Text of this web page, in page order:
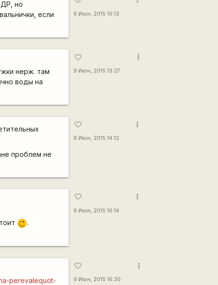
но
если
9 Июн, 2015 10:13
нерж. там
воды на
favorite_border
9 Июн, 2015 13:27
more_vert
проблем не
favorite_border
9 Июн, 2015 14:12
more_vert
;) .
favorite_border
9 Июн, 2015 16:14
more_vert
perevalequot-
favorite_border
9 Июн, 2015 16:30
more_vert